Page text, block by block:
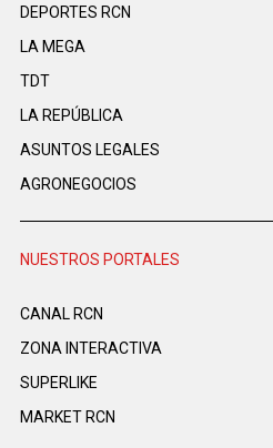
DEPORTES RCN
LA MEGA
TDT
LA REPÚBLICA
ASUNTOS LEGALES
AGRONEGOCIOS
NUESTROS PORTALES
CANAL RCN
ZONA INTERACTIVA
SUPERLIKE
MARKET RCN